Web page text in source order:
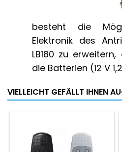
besteht die
Elektronik des
LB180 zu
die Batterien (12 V
VIELLEICHT GEFÄLLT IHNEN